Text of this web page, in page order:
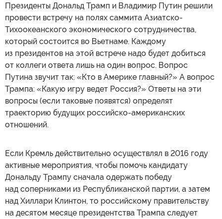
Президенты Дональд Трамп и Владимир Путин решили
провести встречу на полях саммита Азиатско-
Тихоокеанского экономического сотрудничества,
который состоится во Вьетнаме. Каждому
из президентов на этой встрече надо будет добиться
от коллеги ответа лишь на один вопрос. Вопрос
Путина звучит так: «Кто в Америке главный?» А вопрос
Трампа: «Какую игру ведет Россия?» Ответы на эти
вопросы (если таковые появятся) определят
траекторию будущих российско-американских
отношений.
Если Кремль действительно осуществлял в 2016 году
активные мероприятия, чтобы помочь кандидату
Дональду Трампу сначала одержать победу
над соперниками из Республиканской партии, а затем
над Хиллари Клинтон, то российскому правительству
на десятом месяце президентства Трампа следует